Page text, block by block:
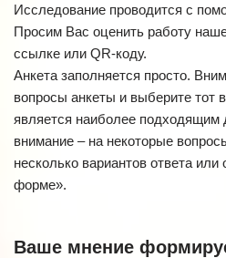
Исследование проводится с
Просим Вас оценить работу
ссылке или QR-коду.
Анкета заполняется просто.
вопросы анкеты и выберите тот
является наиболее подходящим
внимание – на некоторые
несколько вариантов ответа или
форме».
Ваше мнение